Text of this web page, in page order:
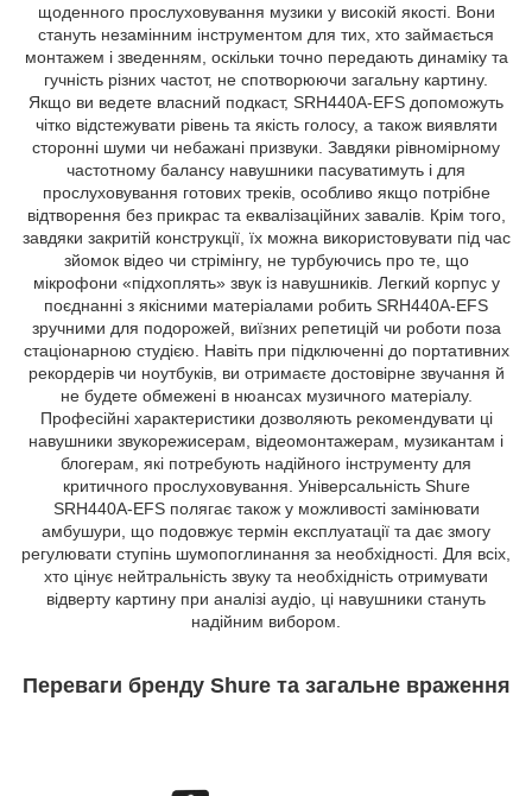
щоденного прослуховування музики у високій якості. Вони
стануть незамінним інструментом для тих, хто займається
монтажем і зведенням, оскільки точно передають динаміку та
гучність різних частот, не спотворюючи загальну картину.
Якщо ви ведете власний подкаст, SRH440A-EFS допоможуть
чітко відстежувати рівень та якість голосу, а також виявляти
сторонні шуми чи небажані призвуки. Завдяки рівномірному
частотному балансу навушники пасуватимуть і для
прослуховування готових треків, особливо якщо потрібне
відтворення без прикрас та еквалізаційних завалів. Крім того,
завдяки закритій конструкції, їх можна використовувати під час
зйомок відео чи стрімінгу, не турбуючись про те, що
мікрофони «підхоплять» звук із навушників. Легкий корпус у
поєднанні з якісними матеріалами робить SRH440A-EFS
зручними для подорожей, виїзних репетицій чи роботи поза
стаціонарною студією. Навіть при підключенні до портативних
рекордерів чи ноутбуків, ви отримаєте достовірне звучання й
не будете обмежені в нюансах музичного матеріалу.
Професійні характеристики дозволяють рекомендувати ці
навушники звукорежисерам, відеомонтажерам, музикантам і
блогерам, які потребують надійного інструменту для
критичного прослуховування. Універсальність Shure
SRH440A-EFS полягає також у можливості замінювати
амбушури, що подовжує термін експлуатації та дає змогу
регулювати ступінь шумопоглинання за необхідності. Для всіх,
хто цінує нейтральність звуку та необхідність отримувати
відверту картину при аналізі аудіо, ці навушники стануть
надійним вибором.
Переваги бренду Shure та загальне враження